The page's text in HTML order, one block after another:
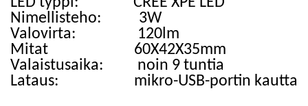
Nimellisteho:
3W
Valovirta:
120lm
Mitat
60X42X35mm
Valaistusaika: noin 9 tuntia
Lataus:
mikro-USB-portin kautta